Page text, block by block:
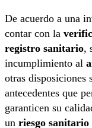
De acuerdo a una
contar con la
registro sanitario,
incumplimiento al
otras disposiciones
antecedentes que
garanticen su
un riesgo sanitario